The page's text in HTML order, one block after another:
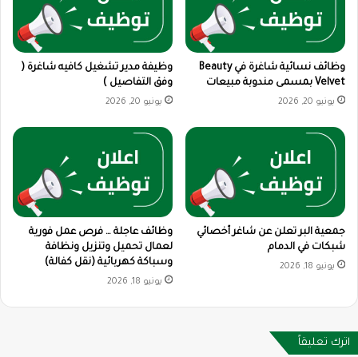
وظائف نسائية شاغرة في Beauty
Velvet بمسمى مندوبة مبيعات
يونيو 20, 2026
وظيفة مدير تشغيل كافيه شاغرة (
وفق التفاصيل )
يونيو 20, 2026
جمعية البر تعلن عن شاغر أخصائي
شبكات في الدمام
يونيو 18, 2026
وظائف عاجلة … فرص عمل فورية
لعمال تحميل وتنزيل ونظافة
وسباكة كهربائية (نقل كفالة)
يونيو 18, 2026
اترك تعليقاً